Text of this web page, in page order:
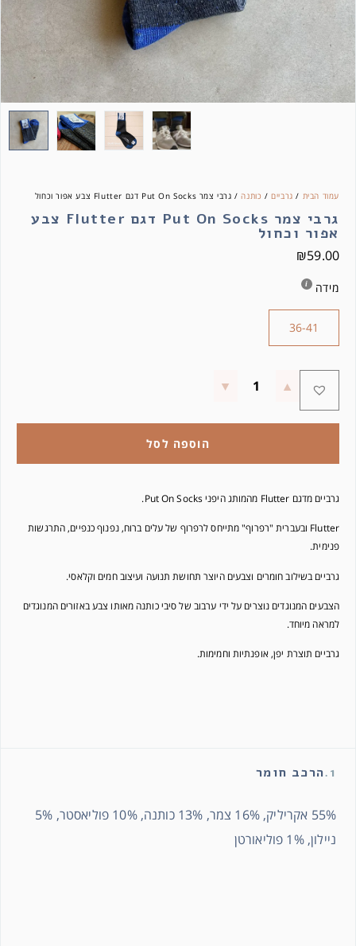
עמוד הבית / גרביים/ כותנה/ גרבי צמר Put On Socks דגם Flutter צבע אפור וכחול
גרבי צמר Put On Socks דגם Flutter צבע
אפור וכחול
₪59.00
מידה
36-41
הוספה לסל
גרביים מדגם Flutter מהמותג היפני Put On Socks.
Flutter ובעברית "רפרוף" מתייחס לרפרוף של עלים ברוח, נפנוף כנפיים, התרגשות
פנימית.
גרביים בשילוב חומרים וצבעים היוצר תחושת תנועה ועיצוב חמים וקלאסי.
הצבעים המנוגדים נוצרים על ידי ערבוב של סיבי כותנה מאותו צבע באזורים המנוגדים
למראה מיוחד.
גרביים תוצרת יפן, אופנתיות וחמימות.
1. הרכב חומר
55% אקריליק, 16% צמר, 13% כותנה, 10% פוליאסטר, 5%
ניילון, 1% פוליאורטן